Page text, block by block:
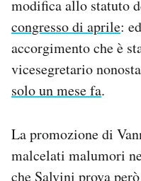
modifica allo statuto
congresso di aprile:
accorgimento che è
vicesegretario
solo un mese fa.
La promozione di
malcelati malumori
che Salvini prova